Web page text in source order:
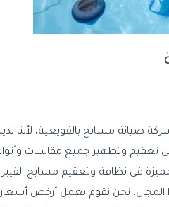
مسابح بالقويعية، لأننا لدينا
تعقيم وتطهير جميع مقاسات
مميزة فى نظافة وتعقيم مسابح
المجال، نحن نقوم بعمل أرخص